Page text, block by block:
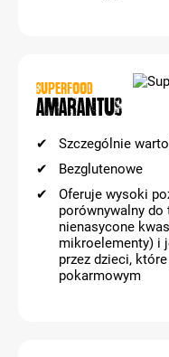
SUPERFOOD
Amarantus
Szczególnie
Bezglutenowe
Oferuje wysoki
porównywalny do
nienasycone
mikroelementy) i
przez dzieci,
pokarmowym